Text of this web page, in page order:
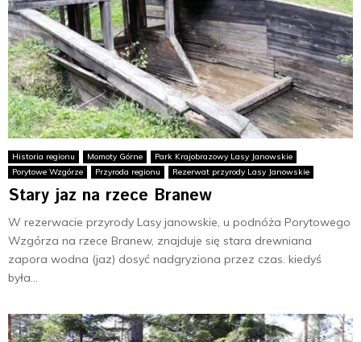
Historia regionu Momoty Górne
Park Krajobrazowy Lasy Janowskie
Porytowe Wzgórze
Przyroda regionu Rezerwat przyrody Lasy Janowskie
Stary jaz na rzece Branew
W rezerwacie przyrody Lasy janowskie, u podnóża Porytowego
Wzgórza na rzece Branew, znajduje się stara drewniana
zapora wodna (jaz) dosyć nadgryziona przez czas. kiedyś
była...